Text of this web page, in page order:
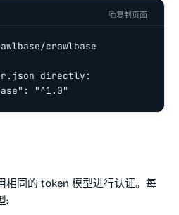
复制页面
crawlbase
directly:
"^1.0"
相同的 token 模型进行认证。每
: